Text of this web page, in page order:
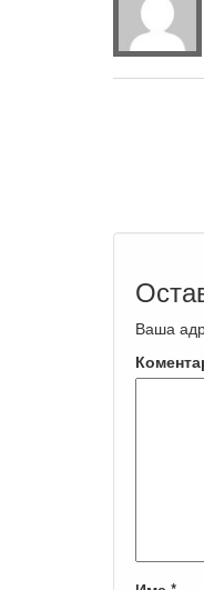
Ваша